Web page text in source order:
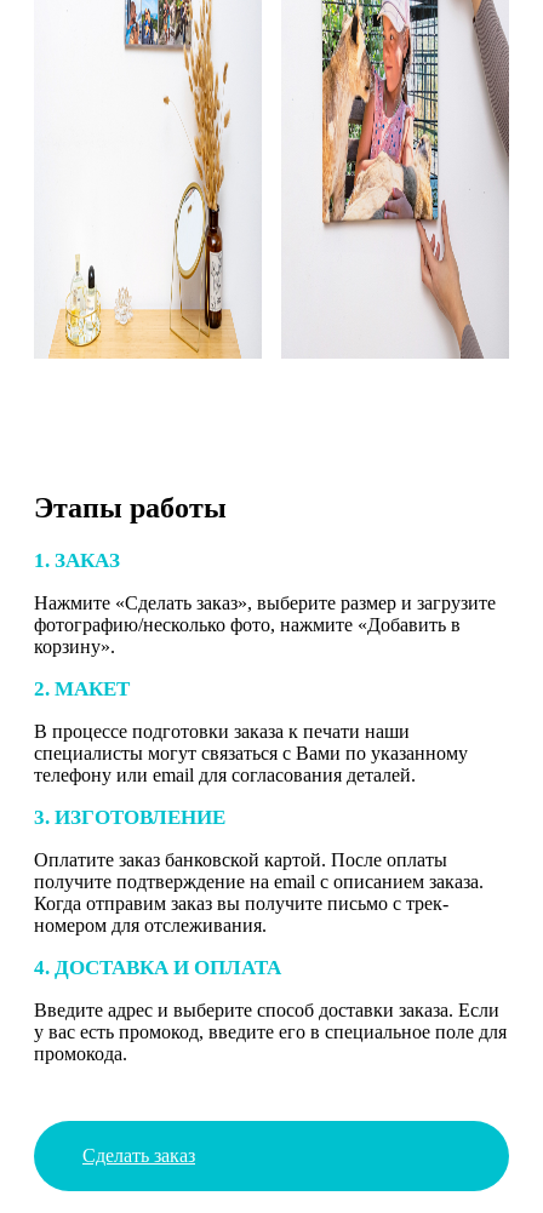
Этапы работы
1. ЗАКАЗ
Нажмите «Сделать заказ», выберите размер и загрузите
фотографию/несколько фото, нажмите «Добавить в
корзину».
2. МАКЕТ
В процессе подготовки заказа к печати наши
специалисты могут связаться с Вами по указанному
телефону или email для согласования деталей.
3. ИЗГОТОВЛЕНИЕ
Оплатите заказ банковской картой. После оплаты
получите подтверждение на email с описанием заказа.
Когда отправим заказ вы получите письмо с трек-
номером для отслеживания.
4. ДОСТАВКА И ОПЛАТА
Введите адрес и выберите способ доставки заказа. Если
у вас есть промокод, введите его в специальное поле для
промокода.
Сделать заказ